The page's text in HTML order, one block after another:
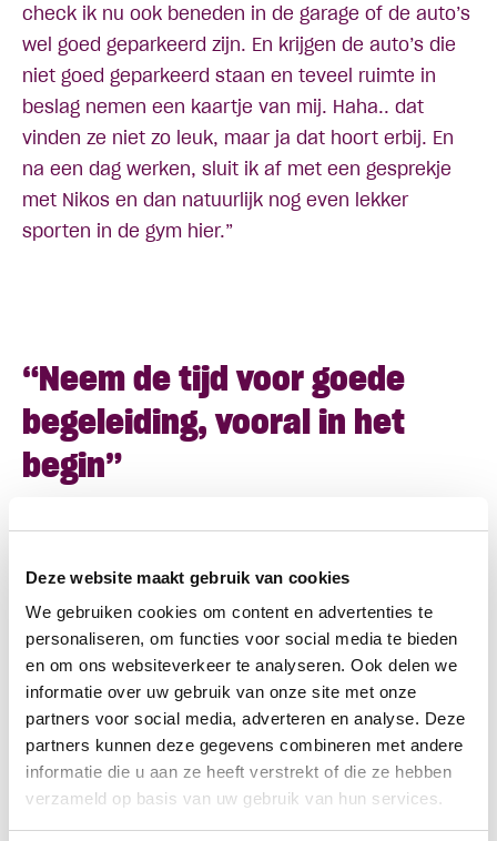
Deze website maakt gebruik van cookies
We gebruiken cookies om content en advertenties te
personaliseren, om functies voor social media te bieden
en om ons websiteverkeer te analyseren. Ook delen we
informatie over uw gebruik van onze site met onze
partners voor social media, adverteren en analyse. Deze
partners kunnen deze gegevens combineren met andere
informatie die u aan ze heeft verstrekt of die ze hebben
verzameld op basis van uw gebruik van hun services.
check ik nu ook beneden in de garage of de auto’s
wel goed geparkeerd zijn. En krijgen de auto’s die
niet goed geparkeerd staan en teveel ruimte in
beslag nemen een kaartje van mij. Haha.. dat
vinden ze niet zo leuk, maar ja dat hoort erbij. En
na een dag werken, sluit ik af met een gesprekje
met Nikos en dan natuurlijk nog even lekker
sporten in de gym hier.”
“Neem de tijd voor goede
begeleiding, vooral in het
begin”
Jobcarving
Krista legt uit dat bij andere hotels (zoals Hotel
Boat &CO) ook een start is gemaakt met een
proefplaatsing. En bij hotel Twenty Eight van The
July in Amsterdam Zuid is er een nieuw profiel